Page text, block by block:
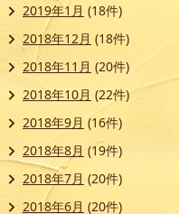
2019年1月 (18件)
2018年12月 (18件)
2018年11月 (20件)
2018年10月 (22件)
2018年9月(16件)
2018年8月 (19件)
2018年7月 (20件)
2018年6月 (20件)